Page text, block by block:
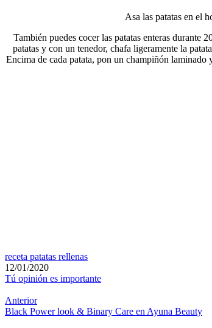
Asa las patatas en el
También puedes cocer las patatas enteras
patatas y con un tenedor, chafa ligeramente la
Encima de cada patata, pon un champiñón
receta patatas rellenas
12/01/2020
Tú opinión es importante
Anterior
Black Power look & Binary Care en Ayuna Beauty